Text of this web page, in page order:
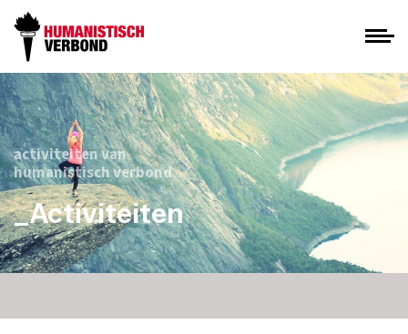
activiteiten van
humanistisch verbond
_Activiteiten